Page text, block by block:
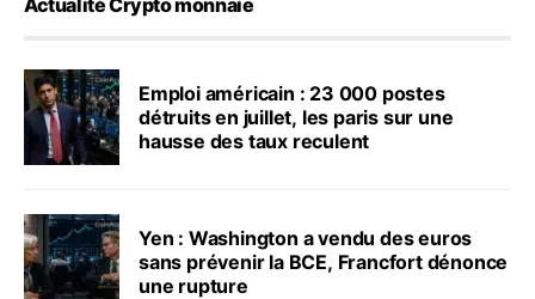
Emploi américain : 23 000 postes
détruits en juillet, les paris sur une
hausse des taux reculent
Yen : Washington a vendu des euros
sans prévenir la BCE, Francfort dénonce
une rupture